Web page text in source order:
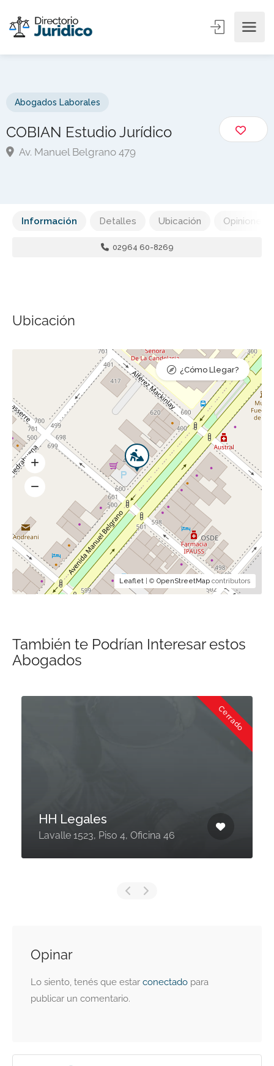
Abogados Laborales
COBIAN Estudio Jurídico
Av. Manuel Belgrano 479
Información Detalles Ubicación Opiniones
02964 60-8269
Ubicación
Leaflet | © OpenStreetMap contributors
¿Cómo Llegar?
También te Podrían Interesar estos
Abogados
Cerrado
HH Legales
Lavalle 1523, Piso 4, Oficina 46
Opinar
Lo siento, tenés que estar conectado para
publicar un comentario.